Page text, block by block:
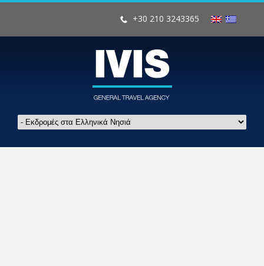
+30 210 3243365